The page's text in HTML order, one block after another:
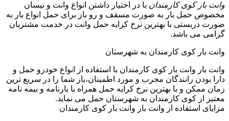
وانت بار کوی کارمندان با در اختیار داشتن انواع وانت و نیسان
مخصوص حمل بار به صورت مسقف و رو باز برای حمل انواع بار به
صورت دربستی با بهترین نرخ کرایه حمل وانت در خدمت مشتریان
گرامی می باشد.
وانت بار کوی کارمندان به شهرستان
وانت بار وانت بار کوی کارمندان با استفاده از انواع خودرو حمل و
دارا بودن رانندگان مجرب و مورد اطمینان،بار شما را در سریع ترین
زمان ممکن و با بهترین نرخ کرایه حمل همراه با بارنامه و بیمه نامه
معتبر از کوی کارمندان به شهرستان حمل می نماید.
مزایای استفاده از وانت بار وانت بار کوی کارمندان